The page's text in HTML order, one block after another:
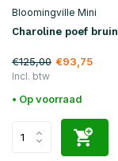
Bloomingville Mini
Charoline poef bruin
€125,00 €93,75
Incl. btw
• Op voorraad